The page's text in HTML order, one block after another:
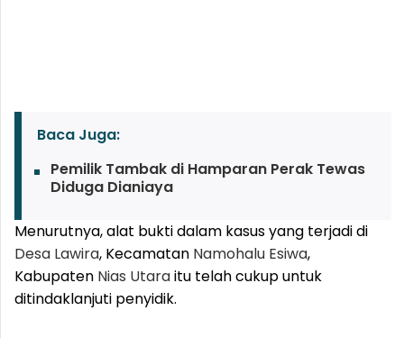
Baca Juga:
Pemilik Tambak di Hamparan Perak Tewas
Diduga Dianiaya
Menurutnya, alat bukti dalam kasus yang terjadi di
Desa Lawira, Kecamatan Namohalu Esiwa,
Kabupaten Nias Utaraitu telah cukup untuk
ditindaklanjuti penyidik.